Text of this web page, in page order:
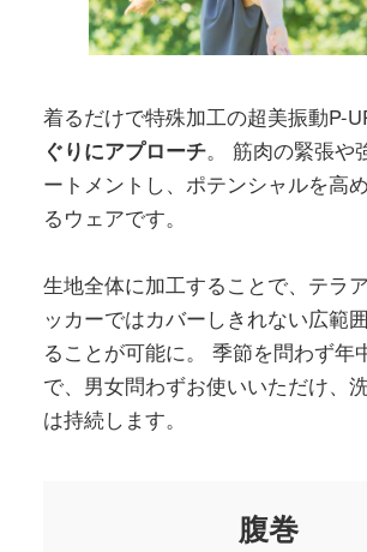
着るだけで特殊加工の超美振動P-
ぐりにアプローチ。
筋肉の緊張や
ートメントし、ポテンシャルを高
るウェアです。
生地全体に加工することで、テラ
ッカーではカバーしきれない広範
ることが可能に。
季節を問わず年
で、男女問わずお使いいただけ、
は持続します。
腹巻